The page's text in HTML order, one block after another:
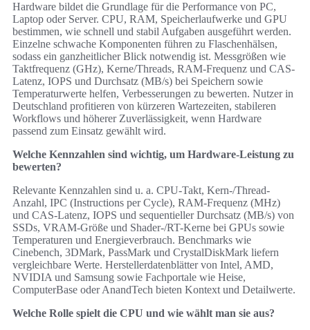
Hardware bildet die Grundlage für die Performance von PC,
Laptop oder Server. CPU, RAM, Speicherlaufwerke und GPU
bestimmen, wie schnell und stabil Aufgaben ausgeführt werden.
Einzelne schwache Komponenten führen zu Flaschenhälsen,
sodass ein ganzheitlicher Blick notwendig ist. Messgrößen wie
Taktfrequenz (GHz), Kerne/Threads, RAM-Frequenz und CAS-
Latenz, IOPS und Durchsatz (MB/s) bei Speichern sowie
Temperaturwerte helfen, Verbesserungen zu bewerten. Nutzer in
Deutschland profitieren von kürzeren Wartezeiten, stabileren
Workflows und höherer Zuverlässigkeit, wenn Hardware
passend zum Einsatz gewählt wird.
Welche Kennzahlen sind wichtig, um Hardware-Leistung zu
bewerten?
Relevante Kennzahlen sind u. a. CPU-Takt, Kern-/Thread-
Anzahl, IPC (Instructions per Cycle), RAM-Frequenz (MHz)
und CAS-Latenz, IOPS und sequentieller Durchsatz (MB/s) von
SSDs, VRAM-Größe und Shader-/RT-Kerne bei GPUs sowie
Temperaturen und Energieverbrauch. Benchmarks wie
Cinebench, 3DMark, PassMark und CrystalDiskMark liefern
vergleichbare Werte. Herstellerdatenblätter von Intel, AMD,
NVIDIA und Samsung sowie Fachportale wie Heise,
ComputerBase oder AnandTech bieten Kontext und Detailwerte.
Welche Rolle spielt die CPU und wie wählt man sie aus?